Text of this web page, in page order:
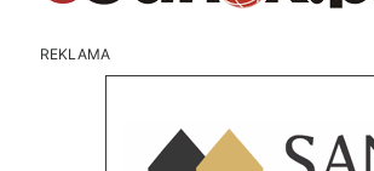
REKLAMA